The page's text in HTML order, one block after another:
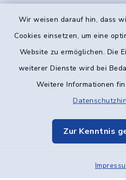
Wir weisen darauf hin, dass
Cookies einsetzen, um eine
Website zu ermöglichen. Die
weiterer Dienste wird bei
Weitere Informationen
Zur Kenntnis
Elektronische